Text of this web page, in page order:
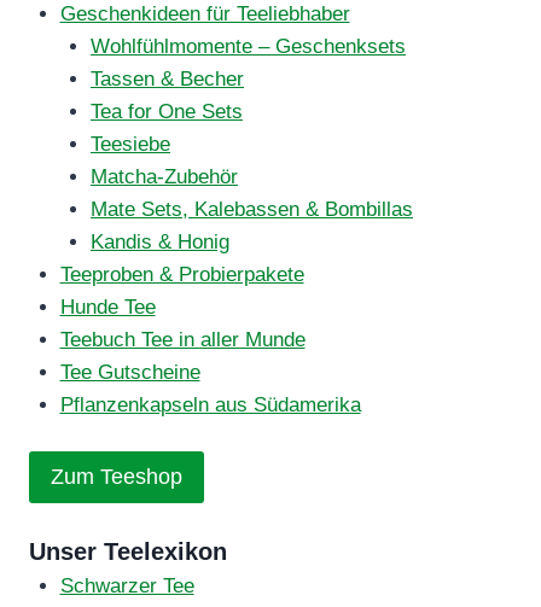
Geschenkideen für Teeliebhaber
Wohlfühlmomente – Geschenksets
Tassen & Becher
Tea for One Sets
Teesiebe
Matcha-Zubehör
Mate Sets, Kalebassen & Bombillas
Kandis & Honig
Teeproben & Probierpakete
Hunde Tee
Teebuch Tee in aller Munde
Tee Gutscheine
Pflanzenkapseln aus Südamerika
Zum Teeshop
Unser Teelexikon
Schwarzer Tee